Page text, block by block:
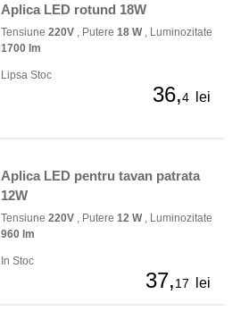
Aplica LED rotund 18W
Tensiune 220V , Putere 18 W, Luminozitate
1700 lm
Lipsa Stoc
36,4 lei
Aplica LED pentru tavan patrata
12W
Tensiune 220V , Putere 12 W, Luminozitate
960 lm
In Stoc
37,17 lei